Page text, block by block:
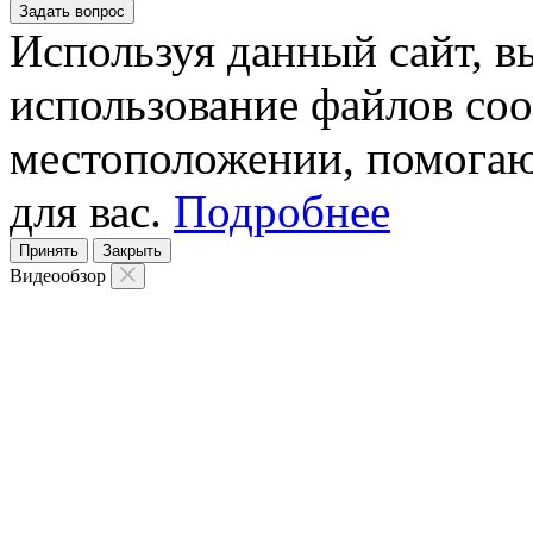
Задать вопрос
Используя данный сайт,
использование файлов
местоположении,
для вас. Подробнее
Принять Закрыть
Видеообзор